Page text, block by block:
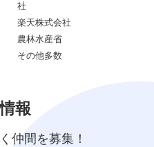
社
楽天株式会社
農林水産省
その他多数
報
仲間を募集！